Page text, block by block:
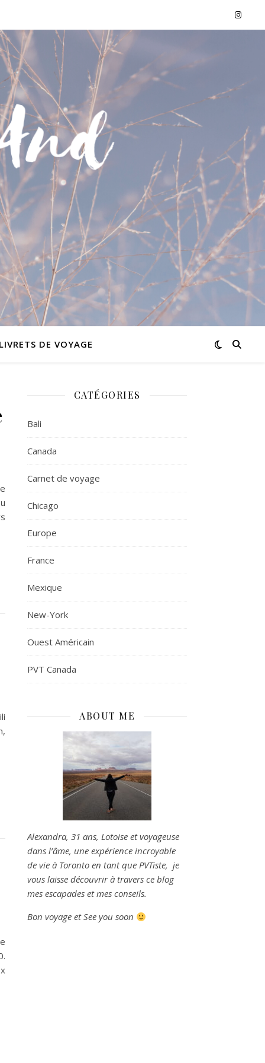
LIVRETS DE VOYAGE
CATÉGORIES
Bali
Canada
Carnet de voyage
Chicago
Europe
France
Mexique
New-York
Ouest Américain
PVT Canada
ABOUT ME
Alexandra, 31 ans, Lotoise et voyageuse
dans l’âme, une expérience incroyable
de vie à Toronto en tant que PVTiste, je
vous laisse découvrir à travers ce blog
mes escapades et mes conseils.
Bon voyage et See you soon